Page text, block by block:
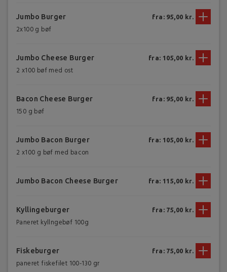
Jumbo Burger
2x100 g bøf
fra: 95,00 kr.
Jumbo Cheese Burger
2 x100 bøf med ost
fra: 105,00 kr.
Bacon Cheese Burger
150 g bøf
fra: 95,00 kr.
Jumbo Bacon Burger
2 x100 g bøf med bacon
fra: 105,00 kr.
Jumbo Bacon Cheese Burger fra: 115,00 kr.
Kyllingeburger
Paneret kyllngebøf 100g
fra: 75,00 kr.
Fiskeburger
paneret fiskefilet 100-130 gr
fra: 75,00 kr.